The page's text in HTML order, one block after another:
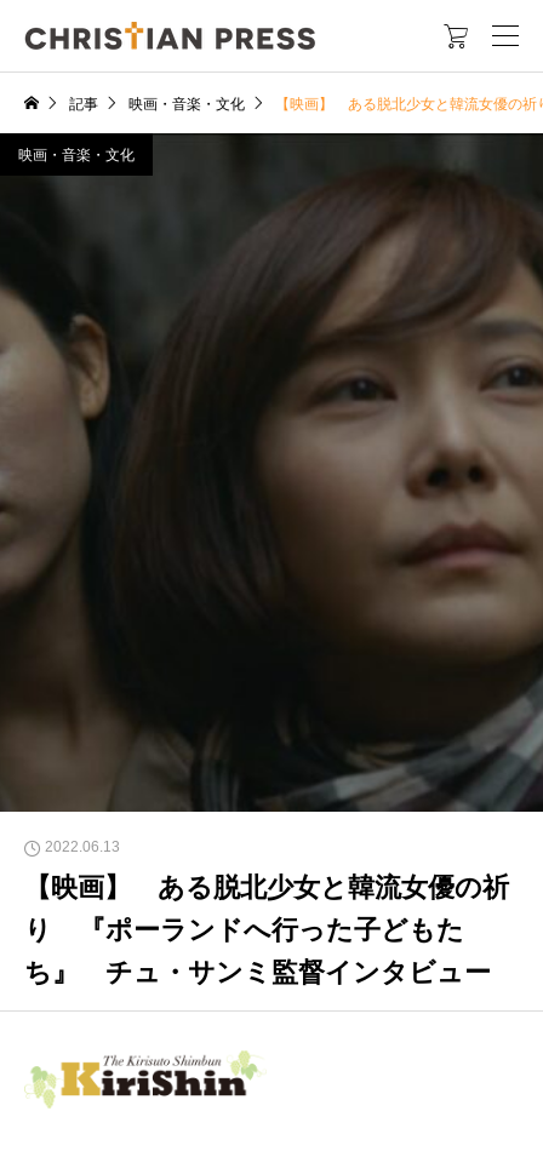

記事 映画・音楽・文化 【映画】 ある脱北少女と韓流女優の
映画・音楽・文化
2022.06.13
【映画】 ある脱北少女と韓流女優の祈
り 『ポーランドへ行った子どもた
ち』 チュ・サンミ監督インタビュー